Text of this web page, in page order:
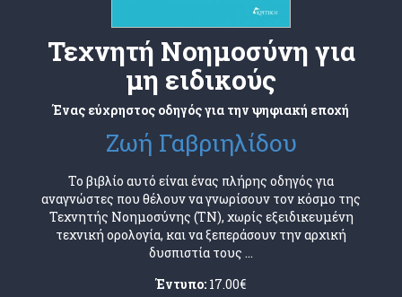
Τεχνητή Νοημοσύνη για
μη ειδικούς
Ένας εύχρηστος οδηγός για την ψηφιακή εποχή
Ζωή Γαβριηλίδου
Το βιβλίο αυτό είναι ένας πλήρης οδηγός για
αναγνώστες που θέλουν να γνωρίσουν τον κόσμο της
Τεχνητής Νοημοσύνης (ΤΝ), χωρίς εξειδικευμένη
τεχνική ορολογία, και να ξεπεράσουν την αρχική
δυσπιστία τους ...
Έντυπο: 17.00€